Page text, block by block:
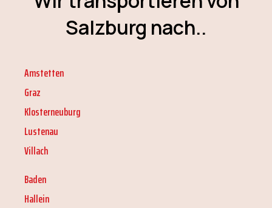
Salzburg nach..
Amstetten
Graz
Klosterneuburg
Lustenau
Villach
Baden
Hallein